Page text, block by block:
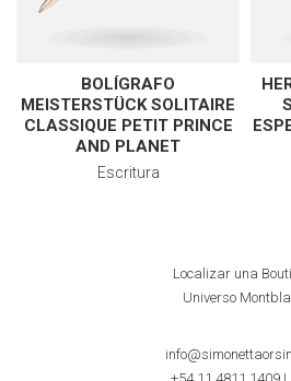
BOLÍGRAFO
MEISTERSTÜCK SOLITAIRE
CLASSIQUE PETIT PRINCE
AND PLANET
Escritura
Localizar una
Universo